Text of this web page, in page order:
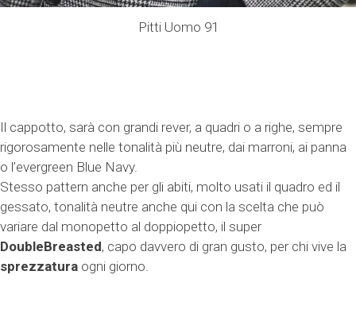
Pitti Uomo 91
Il cappotto, sarà con grandi rever, a quadri o a righe, sempre
rigorosamente nelle tonalità più neutre, dai marroni, ai panna
o l’evergreen Blue Navy.
Stesso pattern anche per gli abiti, molto usati il quadro ed il
gessato, tonalità neutre anche qui con la scelta che può
variare dal monopetto al doppiopetto, il super
DoubleBreasted, capo davvero di gran gusto, per chi vive la
sprezzatura ogni giorno.